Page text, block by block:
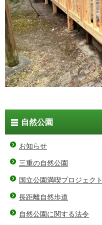
自然公園
お知らせ
三重の自然公園
国立公園満喫プロジェクト
長距離自然歩道
自然公園に関する法令